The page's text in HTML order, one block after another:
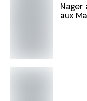
Nager
aux